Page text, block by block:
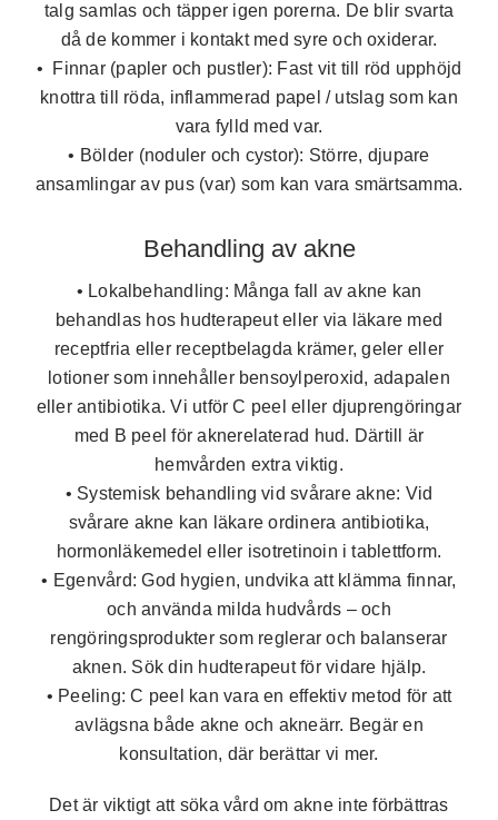
talg samlas och täpper igen porerna. De blir svarta
då de kommer i kontakt med syre och oxiderar.
• Finnar (papler och pustler): Fast vit till röd upphöjd
knottra till röda, inflammerad papel / utslag som kan
vara fylld med var.
• Bölder (noduler och cystor): Större, djupare
ansamlingar av pus (var) som kan vara smärtsamma.
Behandling av akne
• Lokalbehandling: Många fall av akne kan
behandlas hos hudterapeut eller via läkare med
receptfria eller receptbelagda krämer, geler eller
lotioner som innehåller bensoylperoxid, adapalen
eller antibiotika. Vi utför C peel eller djuprengöringar
med B peel för aknerelaterad hud. Därtill är
hemvården extra viktig.
• Systemisk behandling vid svårare akne: Vid
svårare akne kan läkare ordinera antibiotika,
hormonläkemedel eller isotretinoin i tablettform.
• Egenvård: God hygien, undvika att klämma finnar,
och använda milda hudvårds – och
rengöringsprodukter som reglerar och balanserar
aknen. Sök din hudterapeut för vidare hjälp.
• Peeling: C peel kan vara en effektiv metod för att
avlägsna både akne och akneärr. Begär en
konsultation, där berättar vi mer.
Det är viktigt att söka vård om akne inte förbättras